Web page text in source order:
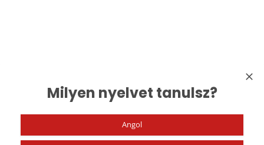
Milyen nyelvet tanulsz?
Angol